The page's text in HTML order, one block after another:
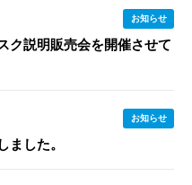
お知らせ
ク説明販売会を開催させて
お知らせ
した。